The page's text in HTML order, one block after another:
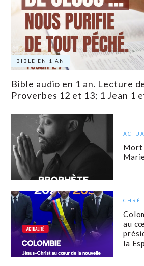
BIBLE EN 1 AN
Bible audio en 1 an. Lecture
Proverbes 12 et 13; 1 Jean 1
Mort
au
la